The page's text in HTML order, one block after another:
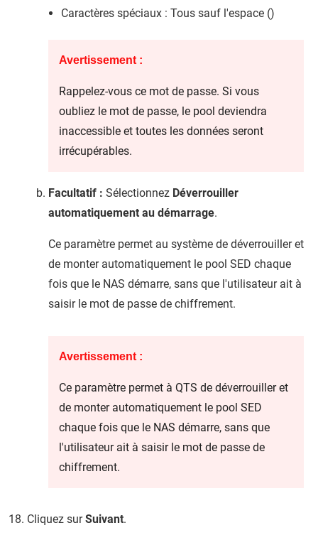
Caractères spéciaux : Tous sauf l'espace ()
Avertissement :
Rappelez-vous ce mot de passe. Si vous
oubliez le mot de passe, le pool deviendra
inaccessible et toutes les données seront
irrécupérables.
Facultatif : Sélectionnez Déverrouiller
automatiquement au démarrage.
Ce paramètre permet au système de déverrouiller et
de monter automatiquement le pool SED chaque
fois que le NAS démarre, sans que l'utilisateur ait à
saisir le mot de passe de chiffrement.
Avertissement :
Ce paramètre permet à QTS de déverrouiller et
de monter automatiquement le pool SED
chaque fois que le NAS démarre, sans que
l'utilisateur ait à saisir le mot de passe de
chiffrement.
Cliquez surSuivant.